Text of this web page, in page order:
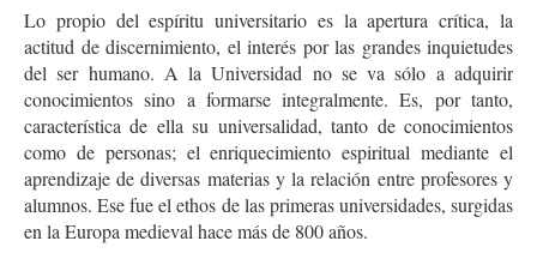
Lo propio del espíritu universitario es la apertura crítica, la
actitud de discernimiento, el interés por las grandes inquietudes
del ser humano. A la Universidad no se va sólo a adquirir
conocimientos sino a formarse integralmente. Es, por tanto,
característica de ella su universalidad, tanto de conocimientos
como de personas; el enriquecimiento espiritual mediante el
aprendizaje de diversas materias y la relación entre profesores y
alumnos. Ese fue el ethos de las primeras universidades, surgidas
en la Europa medieval hace más de 800 años.